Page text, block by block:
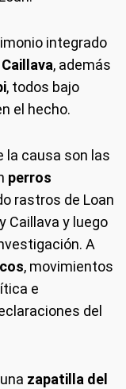
integrado
, además
, todos bajo
el hecho.
la causa son las
perros
rastros de Loan
Caillava y luego
A
, movimientos
e
del
zapatilla del